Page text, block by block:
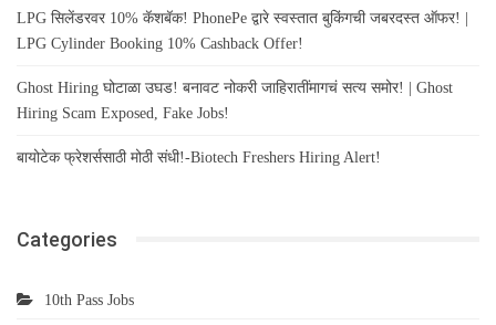
LPG सिलेंडरवर 10% कॅशबॅक! PhonePe द्वारे स्वस्तात बुकिंगची जबरदस्त ऑफर! |
LPG Cylinder Booking 10% Cashback Offer!
Ghost Hiring घोटाळा उघड! बनावट नोकरी जाहिरातींमागचं सत्य समोर! | Ghost
Hiring Scam Exposed, Fake Jobs!
बायोटेक फ्रेशर्ससाठी मोठी संधी!-Biotech Freshers Hiring Alert!
Categories
10th Pass Jobs